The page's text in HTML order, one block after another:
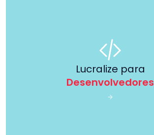
Lucralize para
Desenvolvedores